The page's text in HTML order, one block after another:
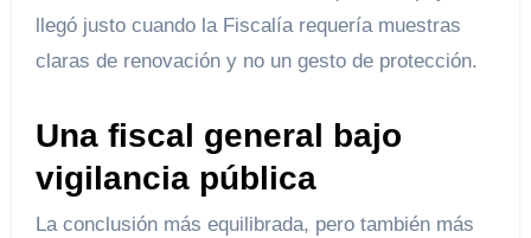
llegó justo cuando la Fiscalía requería muestras
claras de renovación y no un gesto de protección.
Una fiscal general bajo
vigilancia pública
La conclusión más equilibrada, pero también más